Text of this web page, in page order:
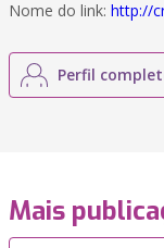
Nome do link: http://
Perfil
Mais